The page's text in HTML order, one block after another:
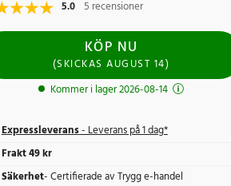
5.0 5 recensioner
KÖP NU
(SKICKASAUGUST 14)
Kommer i lager 2026-08-14
Expressleverans- Leverans på 1 dag*
Frakt 49 kr
Säkerhet- Certifierade av Trygg e-handel